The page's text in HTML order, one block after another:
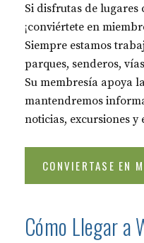
Si disfrutas de
¡conviértete en
Siempre estamos
parques, senderos,
Su membresía apoya
mantendremos
noticias, excursiones y
CONVIERTASE EN
Cómo Llegar a